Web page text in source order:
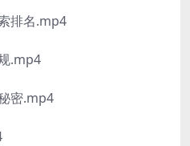
排名.mp4
.mp4
密.mp4